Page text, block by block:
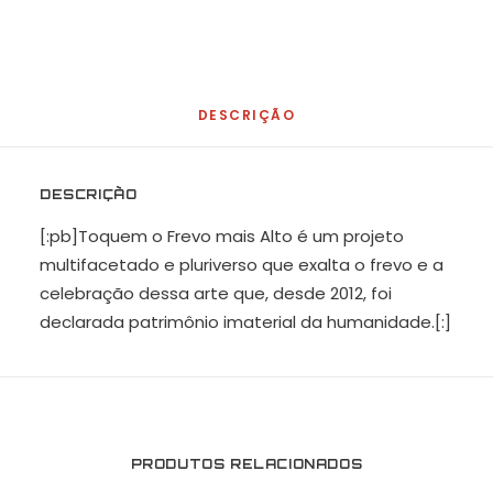
DESCRIÇÃO
DESCRIÇÃO
[:pb]Toquem o Frevo mais Alto é um projeto
multifacetado e pluriverso que exalta o frevo e a
celebração dessa arte que, desde 2012, foi
declarada patrimônio imaterial da humanidade.[:]
PRODUTOS RELACIONADOS